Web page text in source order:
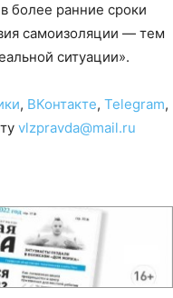
более ранние сроки
самоизоляции — тем
ситуации».
, ВКонтакте, Telegram,
vlzpravda@mail.ru